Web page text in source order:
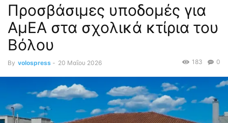
Προσβάσιμες υποδομές για
ΑμΕΑ στα σχολικά κτίρια του
Βόλου
By volospress - 20 Μαΐου 2026 0
183